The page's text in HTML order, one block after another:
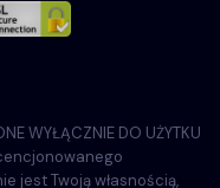
WYŁĄCZNIE DO UŻYTKU
jest Twoją własnością,